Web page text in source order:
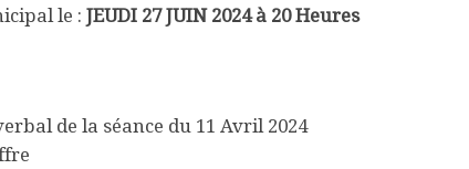
le : JEUDI 27 JUIN 2024 à 20 Heures
de la séance du 11 Avril 2024